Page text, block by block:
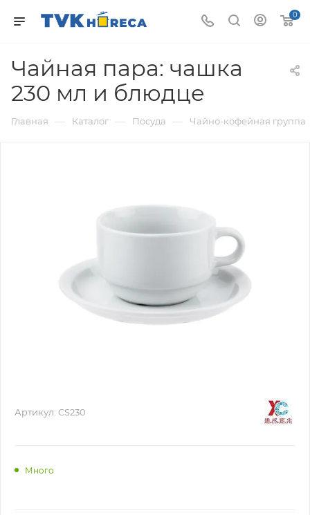
0
Чайная пара: чашка
230 мл и блюдце
Главная — Каталог — Посуда — Чайно-кофейная группа
Артикул: CS230
Много